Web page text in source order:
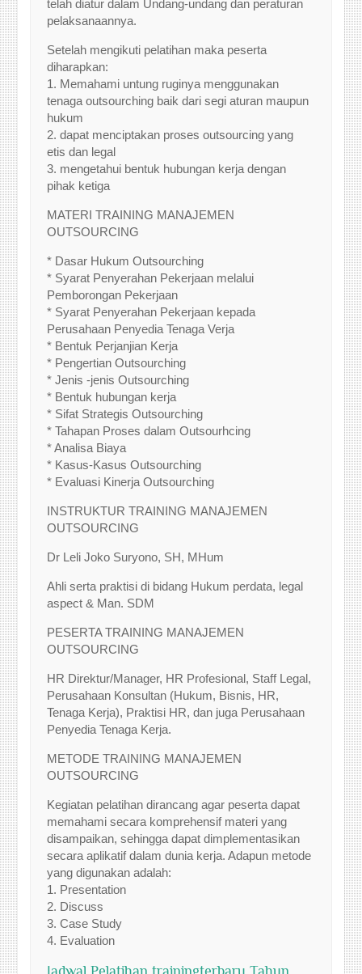
telah diatur dalam Undang-undang dan peraturan
pelaksanaannya.
Setelah mengikuti pelatihan maka peserta
diharapkan:
1. Memahami untung ruginya menggunakan
tenaga outsourching baik dari segi aturan maupun
hukum
2. dapat menciptakan proses outsourcing yang
etis dan legal
3. mengetahui bentuk hubungan kerja dengan
pihak ketiga
MATERI TRAINING MANAJEMEN
OUTSOURCING
* Dasar Hukum Outsourching
* Syarat Penyerahan Pekerjaan melalui
Pemborongan Pekerjaan
* Syarat Penyerahan Pekerjaan kepada
Perusahaan Penyedia Tenaga Verja
* Bentuk Perjanjian Kerja
* Pengertian Outsourching
* Jenis -jenis Outsourching
* Bentuk hubungan kerja
* Sifat Strategis Outsourching
* Tahapan Proses dalam Outsourhcing
* Analisa Biaya
* Kasus-Kasus Outsourching
* Evaluasi Kinerja Outsourching
INSTRUKTUR TRAINING MANAJEMEN
OUTSOURCING
Dr Leli Joko Suryono, SH, MHum
Ahli serta praktisi di bidang Hukum perdata, legal
aspect & Man. SDM
PESERTA TRAINING MANAJEMEN
OUTSOURCING
HR Direktur/Manager, HR Profesional, Staff Legal,
Perusahaan Konsultan (Hukum, Bisnis, HR,
Tenaga Kerja), Praktisi HR, dan juga Perusahaan
Penyedia Tenaga Kerja.
METODE TRAINING MANAJEMEN
OUTSOURCING
Kegiatan pelatihan dirancang agar peserta dapat
memahami secara komprehensif materi yang
disampaikan, sehingga dapat dimplementasikan
secara aplikatif dalam dunia kerja. Adapun metode
yang digunakan adalah:
1. Presentation
2. Discuss
3. Case Study
4. Evaluation
Jadwal Pelatihan trainingterbaru Tahun